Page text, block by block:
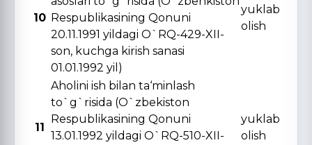
10 Respublikasining Qonuni
20.11.1991 yildagi O`RQ-429-XII-
son, kuchga kirish sanasi
01.01.1992 yil)
yuklab
olish
11
Aholini ish bilan ta‘minlash
to`g`risida (O`zbekiston
Respublikasining Qonuni
13.01.1992 yildagi O`RQ-510-XII-
yuklab
olish